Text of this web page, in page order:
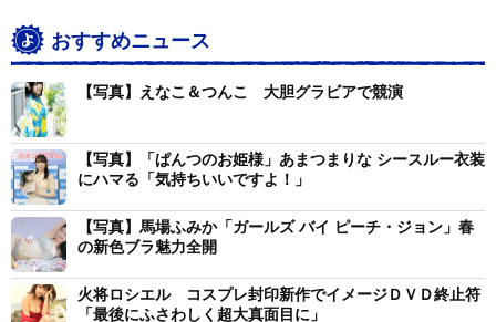
おすすめニュース
【写真】えなこ＆つんこ 大胆グラビアで競演
【写真】「ぱんつのお姫様」あまつまりな シースルー衣装
にハマる「気持ちいいですよ！」
【写真】馬場ふみか「ガールズ バイ ピーチ・ジョン」春
の新色ブラ魅力全開
火将ロシエル コスプレ封印新作でイメージＤＶＤ終止符
「最後にふさわしく超大真面目に」